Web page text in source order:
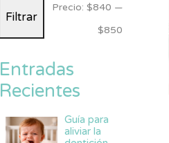
Precio
mínimo
Precio
máximo
Filtrar
Precio: $840 —
$850
Entradas
Recientes
Guía para
aliviar la